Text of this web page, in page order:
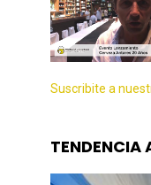
Suscribite a
TENDENCIA